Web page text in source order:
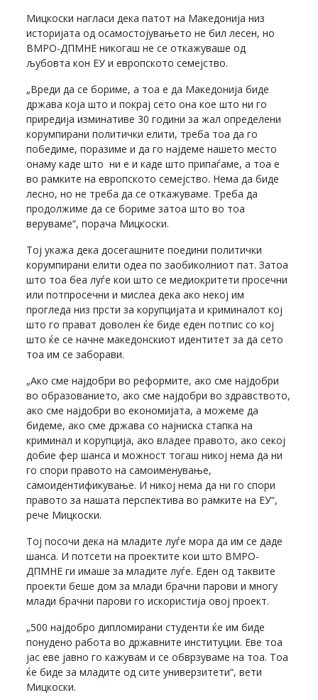
Мицкоски нагласи дека патот на Македонија низ
историјата од осамостојувањето не бил лесен, но
ВМРО-ДПМНЕ никогаш не се откажуваше од
љубовта кон ЕУ и европското семејство.
„Вреди да се бориме, а тоа е да Македонија биде
држава која што и покрај сето она кое што ни го
приредија изминативе 30 години за жал определени
корумпирани политички елити, треба тоа да го
победиме, поразиме и да го најдеме нашето место
онаму каде што ни е и каде што припаѓаме, а тоа е
во рамките на европското семејство. Нема да биде
лесно, но не треба да се откажуваме. Треба да
продолжиме да се бориме затоа што во тоа
веруваме“, порача Мицкоски.
Тој укажа дека досегашните поедини политички
корумпирани елити одеа по заобиколниот пат. Затоа
што тоа беа луѓе кои што се медиокритети просечни
или потпросечни и мислеа дека ако некој им
прогледа низ прсти за корупцијата и криминалот кој
што го прават доволен ќе биде еден потпис со кој
што ќе се начне македонскиот идентитет за да сето
тоа им се заборави.
„Ако сме најдобри во реформите, ако сме најдобри
во образованието, ако сме најдобри во здравството,
ако сме најдобри во економијата, а можеме да
бидеме, ако сме држава со најниска стапка на
криминал и корупција, ако владее правото, ако секој
добие фер шанса и можност тогаш никој нема да ни
го спори правото на самоименување,
самоидентификување. И никој нема да ни го спори
правото за нашата перспектива во рамките на ЕУ“,
рече Мицкоски.
Тој посочи дека на младите луѓе мора да им се даде
шанса. И потсети на проектите кои што ВМРО-
ДПМНЕ ги имаше за младите луѓе. Еден од таквите
проекти беше дом за млади брачни парови и многу
млади брачни парови го искористија овој проект.
„500 најдобро дипломирани студенти ќе им биде
понудено работа во државните институции. Еве тоа
јас еве јавно го кажувам и се обврзуваме на тоа. Тоа
ќе биде за младите од сите универзитети“, вети
Мицкоски.